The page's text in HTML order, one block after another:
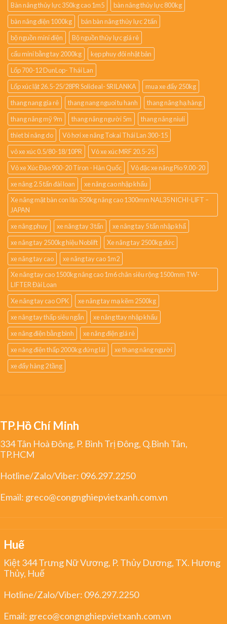
Bàn nâng thủy lực 350kg cao 1m5
bàn nâng thủy lực 800kg
bàn nâng điện 1000kg
bán bàn nâng thủy lực 2 tấn
bộ nguồn mini điện
Bộ nguồn thủy lực giá rẻ
cẩu mini bằng tay 2000kg
kẹp phuy đôi nhật bản
Lốp 700-12 DunLop- Thái Lan
Lốp xúc lật 26.5-25/28PR Solideal- SRILANKA
mua xe đẩy 250kg
thang nang gia rẻ
thang nang nguoi tu hanh
thang nâng hạ hàng
thang nâng mỹ 9m
thang nâng người 5m
thang nâng niuli
thiet bi nâng do
Vỏ hơi xe nâng Tokai Thái Lan 300-15
vỏ xe xúc 0.5/80-18/10PR
Vỏ xe xúc MRF 20.5-25
Vỏ xe Xúc Đào 900-20 Tiron - Hàn Quốc
Vỏ đặc xe nâng Pio 9.00-20
xe nâng 2.5 tấn đài loan
xe nâng cao nhập khẩu
Xe nâng mặt bàn con lăn 350kg nâng cao 1300mm NAL35 NICHI-LIFT –
JAPAN
xe nâng phuy
xe nâng tay 3 tấn
xe nâng tay 5 tấn nhập khẩ
xe nâng tay 2500kg hiệu Noblift
Xe nâng tay 2500kg đức
xe nâng tay cao
xe nâng tay cao 1m2
Xe nâng tay cao 1500kg nâng cao 1m6 chân siêu rộng 1500mm TW-
LIFTER Đài Loan
Xe nâng tay cao OPK
xe nâng tay mạ kẽm 2500kg
xe nâng tay thấp siêu ngắn
xe nâng ttay nhập khẩu
xe nâng điện bằng bình
xe nâng điện giá rẻ
xe nâng điện thấp 2000kg đứng lái
xe thang nâng người
xe đẩy hàng 2 tầng
TP.Hồ Chí Minh
334 Tân Hoà Đông, P. Bình Trị Đông, Q.Bình Tân,
TP.HCM
Hotline/Zalo/Viber: 096.297.2250
Email: greco@congnghiepvietxanh.com.vn
Huế
Kiệt 344 Trưng Nữ Vương, P. Thủy Dương, TX. Hương
Thủy, Huế
Hotline/Zalo/Viber: 096.297.2250
Email: greco@congnghiepvietxanh.com.vn